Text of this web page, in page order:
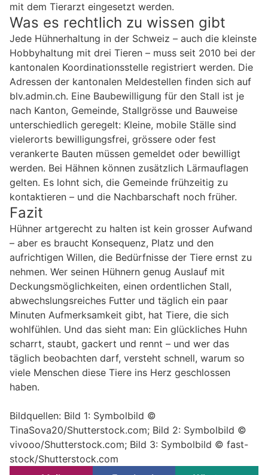
mit dem Tierarzt eingesetzt werden.
Was es rechtlich zu wissen gibt
Jede Hühnerhaltung in der Schweiz – auch die kleinste
Hobbyhaltung mit drei Tieren – muss seit 2010 bei der
kantonalen Koordinationsstelle registriert werden. Die
Adressen der kantonalen Meldestellen finden sich auf
blv.admin.ch. Eine Baubewilligung für den Stall ist je
nach Kanton, Gemeinde, Stallgrösse und Bauweise
unterschiedlich geregelt: Kleine, mobile Ställe sind
vielerorts bewilligungsfrei, grössere oder fest
verankerte Bauten müssen gemeldet oder bewilligt
werden. Bei Hähnen können zusätzlich Lärmauflagen
gelten. Es lohnt sich, die Gemeinde frühzeitig zu
kontaktieren – und die Nachbarschaft noch früher.
Fazit
Hühner artgerecht zu halten ist kein grosser Aufwand
– aber es braucht Konsequenz, Platz und den
aufrichtigen Willen, die Bedürfnisse der Tiere ernst zu
nehmen. Wer seinen Hühnern genug Auslauf mit
Deckungsmöglichkeiten, einen ordentlichen Stall,
abwechslungsreiches Futter und täglich ein paar
Minuten Aufmerksamkeit gibt, hat Tiere, die sich
wohlfühlen. Und das sieht man: Ein glückliches Huhn
scharrt, staubt, gackert und rennt – und wer das
täglich beobachten darf, versteht schnell, warum so
viele Menschen diese Tiere ins Herz geschlossen
haben.
Bildquellen: Bild 1: Symbolbild ©
TinaSova20/Shutterstock.com; Bild 2: Symbolbild ©
vivooo/Shutterstock.com; Bild 3: Symbolbild © fast-
stock/Shutterstock.com